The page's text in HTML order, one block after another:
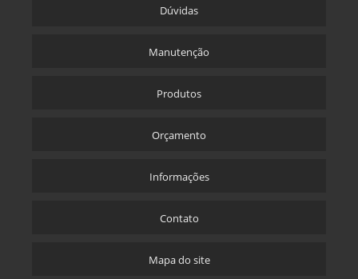
Dúvidas
Manutenção
Produtos
Orçamento
Informações
Contato
Mapa do site